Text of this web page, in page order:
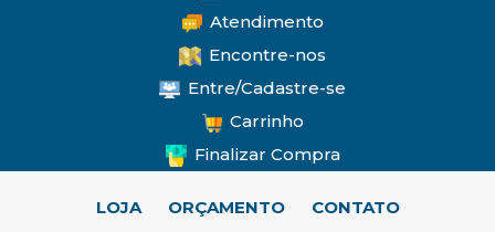
Atendimento
Encontre-nos
Entre/Cadastre-se
Carrinho
Finalizar Compra
LOJA ORÇAMENTO CONTATO